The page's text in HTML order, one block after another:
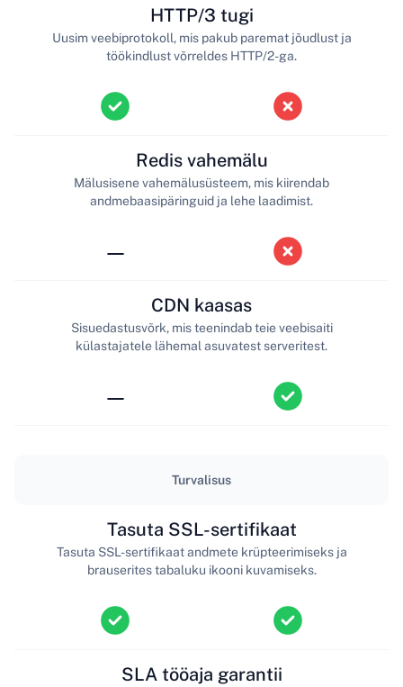
HTTP/3 tugi
Uusim veebiprotokoll, mis pakub paremat jõudlust ja
töökindlust võrreldes HTTP/2-ga.
—
Redis vahemälu
Mälusisene vahemälusüsteem, mis kiirendab
andmebaasipäringuid ja lehe laadimist.
—
CDN kaasas
Sisuedastusvõrk, mis teenindab teie veebisaiti
külastajatele lähemal asuvatest serveritest.
Turvalisus
Tasuta SSL-sertifikaat
Tasuta SSL-sertifikaat andmete krüpteerimiseks ja
brauserites tabaluku ikooni kuvamiseks.
SLA tööaja garantii